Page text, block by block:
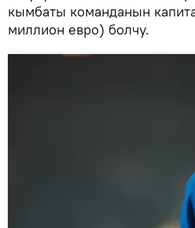
кымбаты команданын
миллион евро) болчу.